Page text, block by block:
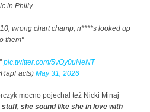
in Philly
wrong chart champ, n****s looked up
them"
pic.twitter.com/5vOy0uNeNT
May 31, 2026
mocno pojechał też Nicki Minaj
she sound like she in love with